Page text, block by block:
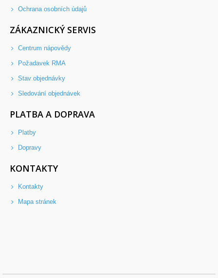
Ochrana osobních údajů
ZÁKAZNICKÝ SERVIS
Centrum nápovědy
Požadavek RMA
Stav objednávky
Sledování objednávek
PLATBA A DOPRAVA
Platby
Dopravy
KONTAKTY
Kontakty
Mapa stránek